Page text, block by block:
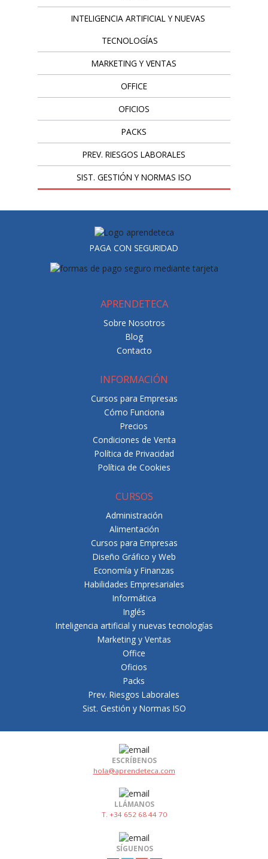
INTELIGENCIA ARTIFICIAL Y NUEVAS
TECNOLOGÍAS
MARKETING Y VENTAS
OFFICE
OFICIOS
PACKS
PREV. RIESGOS LABORALES
SIST. GESTIÓN Y NORMAS ISO
PAGA CON SEGURIDAD
APRENDETECA
Sobre Nosotros
Blog
Contacto
INFORMACIÓN
Cursos para Empresas
Cómo Funciona
Precios
Condiciones de Venta
Política de Privacidad
Política de Cookies
CURSOS
Administración
Alimentación
Cursos para Empresas
Diseño Gráfico y Web
Economía y Finanzas
Habilidades Empresariales
Informática
Inglés
Inteligencia artificial y nuevas tecnologías
Marketing y Ventas
Office
Oficios
Packs
Prev. Riesgos Laborales
Sist. Gestión y Normas ISO
ESCRÍBENOS
hola@aprendeteca.com
LLÁMANOS
T. +34 652 68 44 70
SÍGUENOS